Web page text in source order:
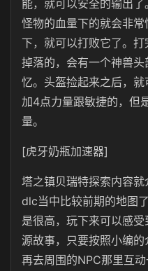
能，就可以安全的输出
怪物的血量下的就会非
下，就可以打败它了。
掉落的，会有一个神兽
忆。头盔捡起来之后，
加4点力量跟敏捷的，但
量。
[虎牙奶瓶加速器]
塔之镇贝瑞特探索内容
dlc当中比较前期的地图
是很高，玩下来可以感
源故事，只要按照小编的
再去周围的NPC那里互